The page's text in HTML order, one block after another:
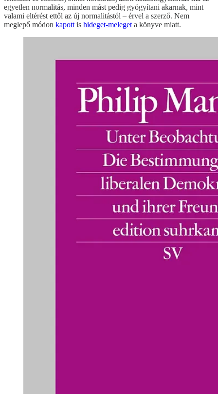
egyetlen normalitás, minden mást pedig gyógyítani akarnak, mint
valami eltérést ettől az új normalitástól – érvel a szerző. Nem
meglepő módon kapott is hideget-meleget a könyve miatt.